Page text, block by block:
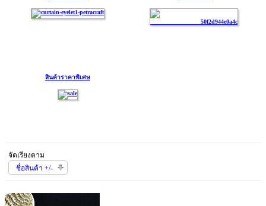
สินค้าราคาพิเศษ
จัดเรียงตาม
ชื่อสินค้า +/-